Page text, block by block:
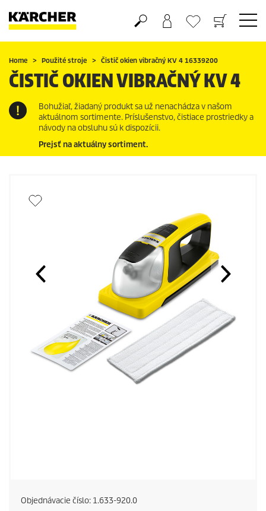
Nákupný košík
Obľúbené produkty
Home Použité stroje Čistič okien vibračný KV 4 16339200
ČISTIČ OKIEN VIBRAČNÝ KV 4
Bohužiaľ, žiadaný produkt sa už nenachádza v našom
aktuálnom sortimente. Príslušenstvo, čistiace prostriedky a
návody na obsluhu sú k dispozícii.
Prejsť na aktuálny sortiment.
Objednávacie číslo: 1.633-920.0